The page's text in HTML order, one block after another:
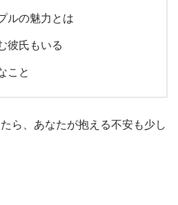
ルの魅力とは
彼氏もいる
こと
ら、あなたが抱える不安も少し